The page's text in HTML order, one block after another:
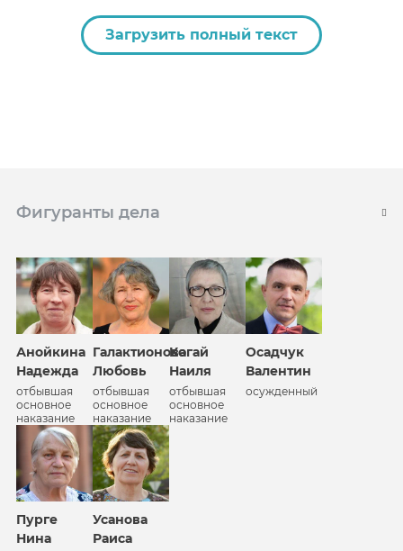
Загрузить полный текст
Фигуранты дела
Анойкина
Надежда
отбывшая
основное
наказание
Галактионова
Любовь
отбывшая
основное
наказание
Когай
Наиля
отбывшая
основное
наказание
Осадчук
Валентин
осужденный
Пурге
Нина
Усанова
Раиса